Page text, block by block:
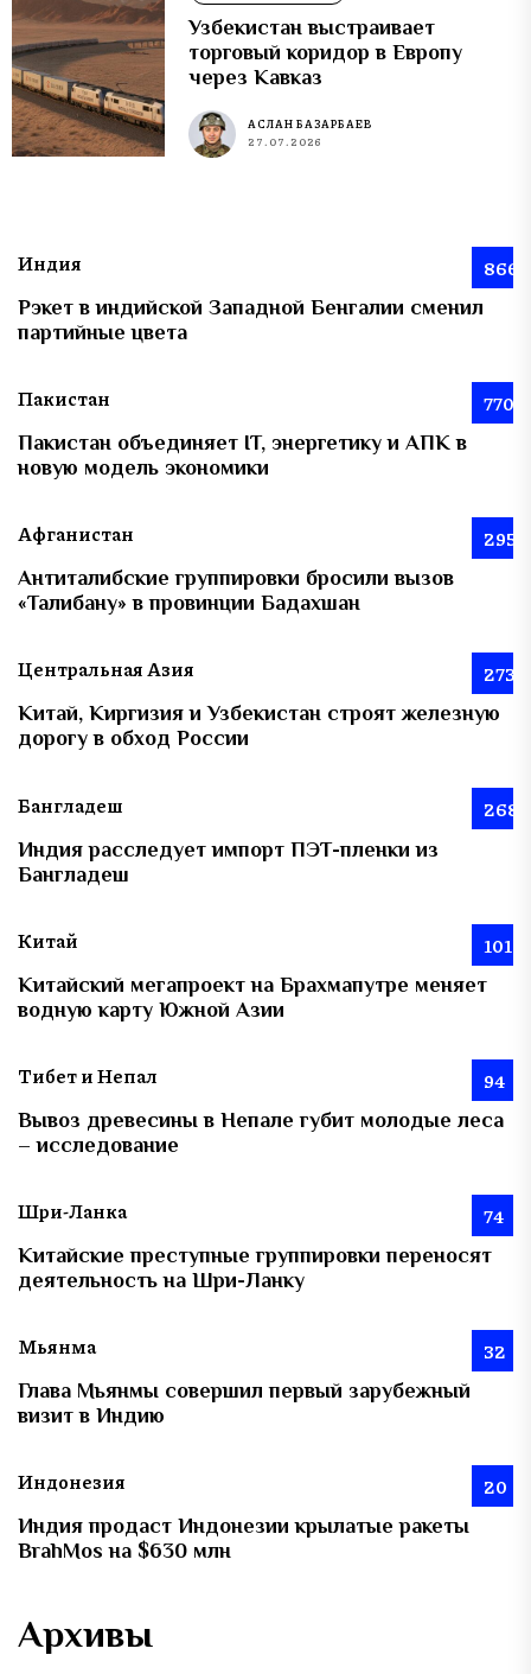
Узбекистан выстраивает
торговый коридор в Европу
через Кавказ
АСЛАН БАЗАРБАЕВ
27.07.2026
Индия 866
Рэкет в индийской Западной Бенгалии сменил
партийные цвета
Пакистан 770
Пакистан объединяет IT, энергетику и АПК в
новую модель экономики
Афганистан 295
Антиталибские группировки бросили вызов
«Талибану» в провинции Бадахшан
Центральная Азия 273
Китай, Киргизия и Узбекистан строят железную
дорогу в обход России
Бангладеш 268
Индия расследует импорт ПЭТ-пленки из
Бангладеш
Китай 101
Китайский мегапроект на Брахмапутре меняет
водную карту Южной Азии
Тибет и Непал 94
Вывоз древесины в Непале губит молодые леса
– исследование
Шри-Ланка 74
Китайские преступные группировки переносят
деятельность на Шри-Ланку
Мьянма 32
Глава Мьянмы совершил первый зарубежный
визит в Индию
Индонезия 20
Индия продаст Индонезии крылатые ракеты
BrahMos на $630 млн
Архивы